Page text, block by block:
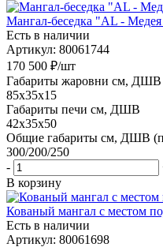
Мангал-беседка "AL -
Есть в наличии
Артикул: 80061744
170 500 ₽/шт
Габариты жаровни см, ДШВ
85x35x15
Габариты печи см, ДШВ
42x35x50
Общие габариты см, ДШВ
300/200/250
-
В корзину
Кованый мангал с местом
Есть в наличии
Артикул: 80061698